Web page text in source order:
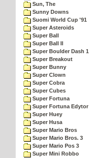
Sun, The
Sunny Downs
Suomi World Cup '91
Super Asteroids
Super Ball
Super Ball II
Super Boulder Dash 1
Super Breakout
Super Bunny
Super Clown
Super Cobra
Super Cubes
Super Fortuna
Super Fortuna Edytor
Super Huey
Super Husa
Super Mario Bros
Super Mario Bros. 3
Super Mario Pos 3
Super Mini Robbo